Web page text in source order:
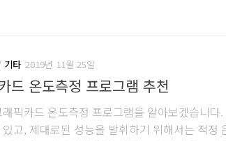
기타 2019년 11월 25일
드 온도측정 프로그램 추천
픽카드 온도측정 프로그램을 알아보겠습니다
고, 제대로된 성능을 발휘하기 위해서는 적정